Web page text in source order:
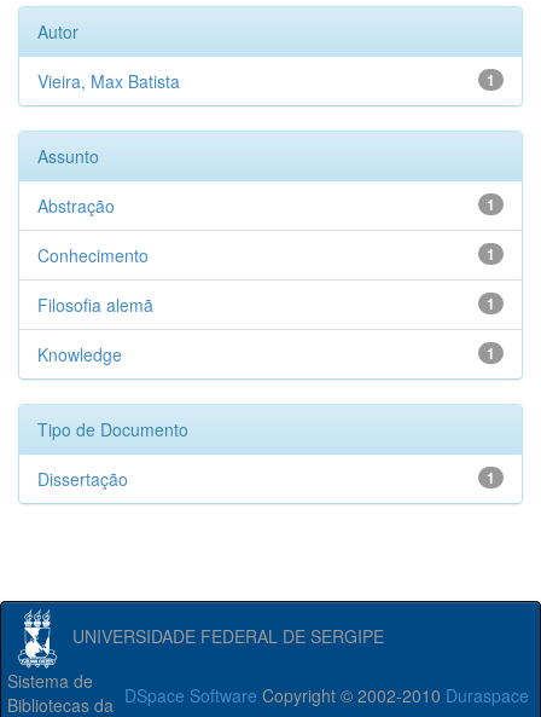
Autor
1
Vieira, Max Batista
Assunto
1
Abstração
1
Conhecimento
1
Filosofia alemã
1
Knowledge
Tipo de Documento
1
Dissertação
UNIVERSIDADE FEDERAL DE SERGIPE
DSpace Software Copyright © 2002-2010 Duraspace
Sistema de
Bibliotecas da